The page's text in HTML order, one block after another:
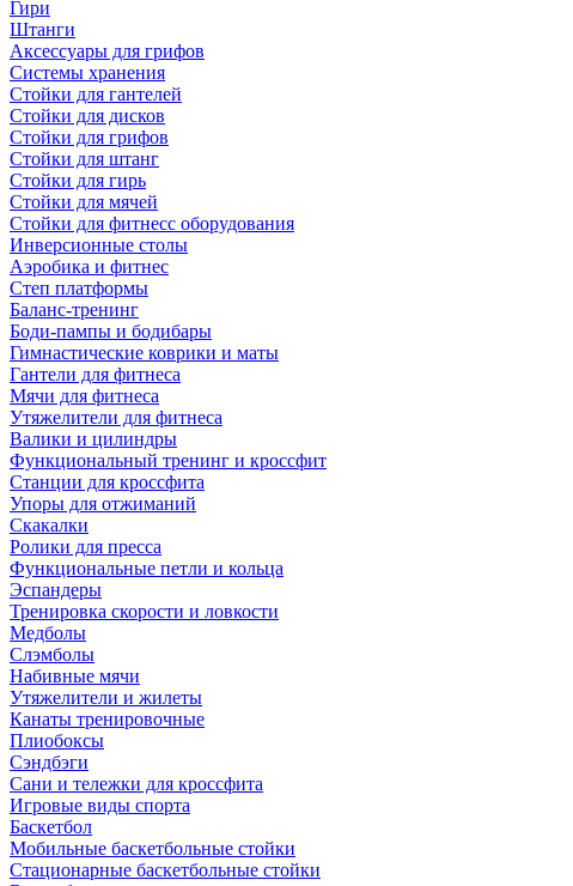
Гири
Штанги
Аксессуары для грифов
Системы хранения
Стойки для гантелей
Стойки для дисков
Стойки для грифов
Стойки для штанг
Стойки для гирь
Стойки для мячей
Стойки для фитнесс оборудования
Инверсионные столы
Аэробика и фитнес
Степ платформы
Баланс-тренинг
Боди-пампы и бодибары
Гимнастические коврики и маты
Гантели для фитнеса
Мячи для фитнеса
Утяжелители для фитнеса
Валики и цилиндры
Функциональный тренинг и кроссфит
Станции для кроссфита
Упоры для отжиманий
Скакалки
Ролики для пресса
Функциональные петли и кольца
Эспандеры
Тренировка скорости и ловкости
Медболы
Слэмболы
Набивные мячи
Утяжелители и жилеты
Канаты тренировочные
Плиобоксы
Сэндбэги
Сани и тележки для кроссфита
Игровые виды спорта
Баскетбол
Мобильные баскетбольные стойки
Стационарные баскетбольные стойки